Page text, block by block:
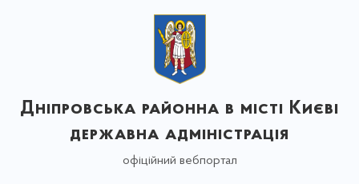
Дніпровська районна в місті Києві
державна адміністрація
офіційний вебпортал